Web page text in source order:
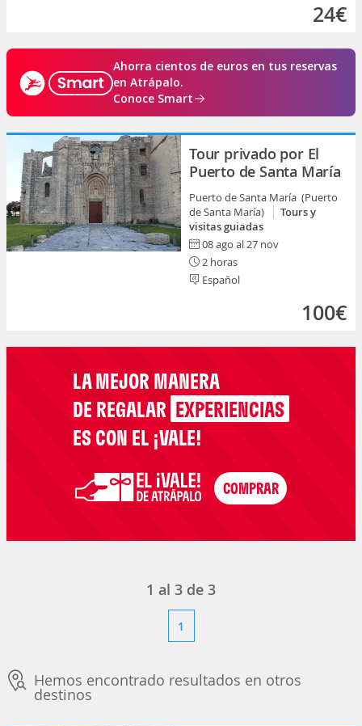
24€
Ahorra cientos de euros en tus reservas
en Atrápalo.
Conoce Smart
Tour privado por El
Puerto de Santa María
Puerto de Santa María (Puerto
de Santa María)
Tours y
visitas guiadas
08 ago al 27 nov
2 horas
Español
100€
LA MEJOR MANERA
DE REGALAR EXPERIENCIAS
ES CON EL ¡VALE!
1 al 3 de 3
1
Hemos encontrado resultados en otros
destinos